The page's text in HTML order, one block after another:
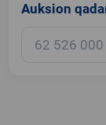
Auksion